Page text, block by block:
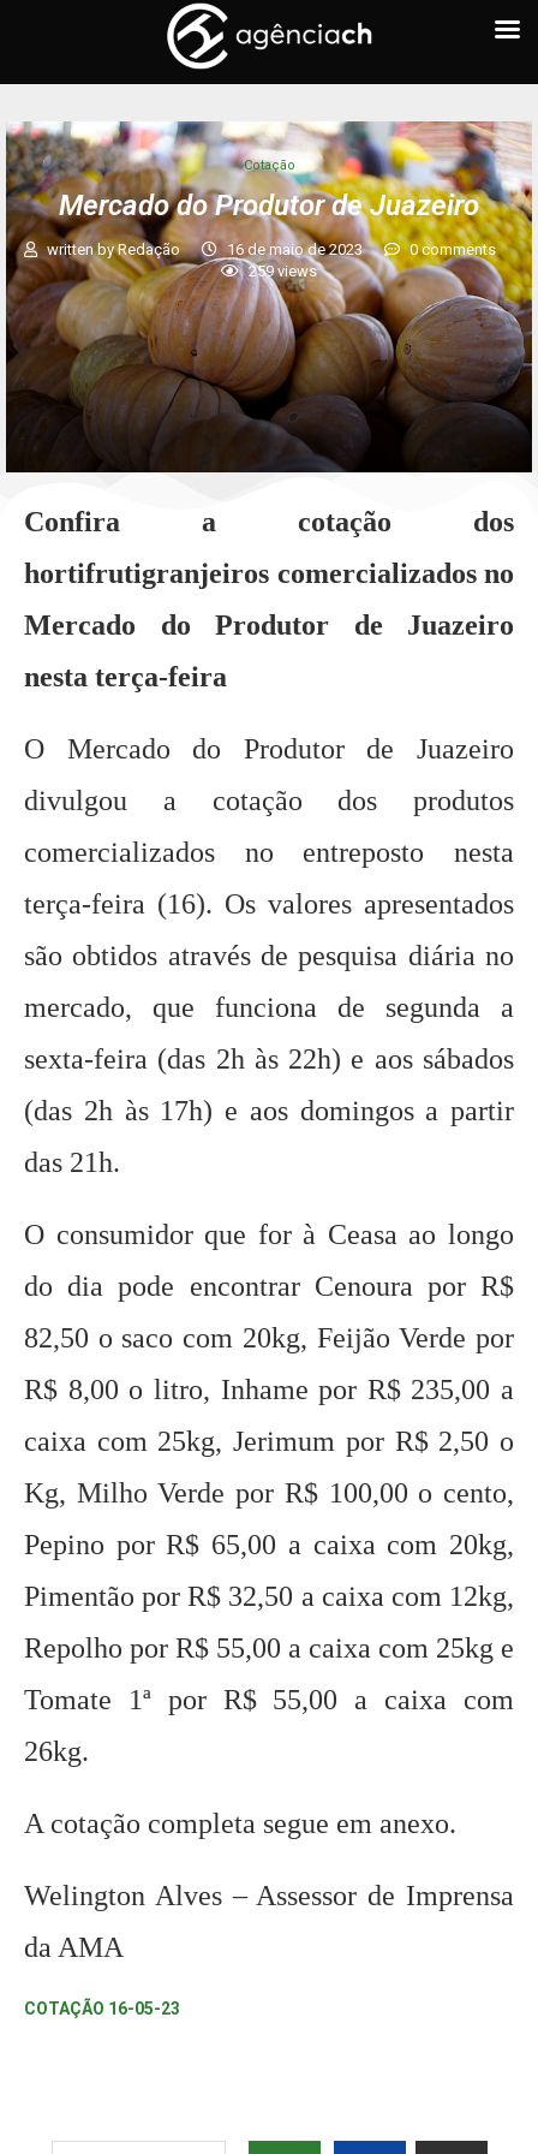
Cotação
Mercado do Produtor de Juazeiro
written byRedação 16 de maio de 2023
0 comments
259views
Confira a cotação dos
hortifrutigranjeiros comercializados no
Mercado do Produtor de Juazeiro
nesta terça-feira
O Mercado do Produtor de Juazeiro
divulgou a cotação dos produtos
comercializados no entreposto nesta
terça-feira (16). Os valores apresentados
são obtidos através de pesquisa diária no
mercado, que funciona de segunda a
sexta-feira (das 2h às 22h) e aos sábados
(das 2h às 17h) e aos domingos a partir
das 21h.
O consumidor que for à Ceasa ao longo
do dia pode encontrar Cenoura por R$
82,50 o saco com 20kg, Feijão Verde por
R$ 8,00 o litro, Inhame por R$ 235,00 a
caixa com 25kg, Jerimum por R$ 2,50 o
Kg, Milho Verde por R$ 100,00 o cento,
Pepino por R$ 65,00 a caixa com 20kg,
Pimentão por R$ 32,50 a caixa com 12kg,
Repolho por R$ 55,00 a caixa com 25kg e
Tomate 1ª por R$ 55,00 a caixa com
26kg.
A cotação completa segue em anexo.
Welington Alves – Assessor de Imprensa
da AMA
COTAÇÃO 16-05-23